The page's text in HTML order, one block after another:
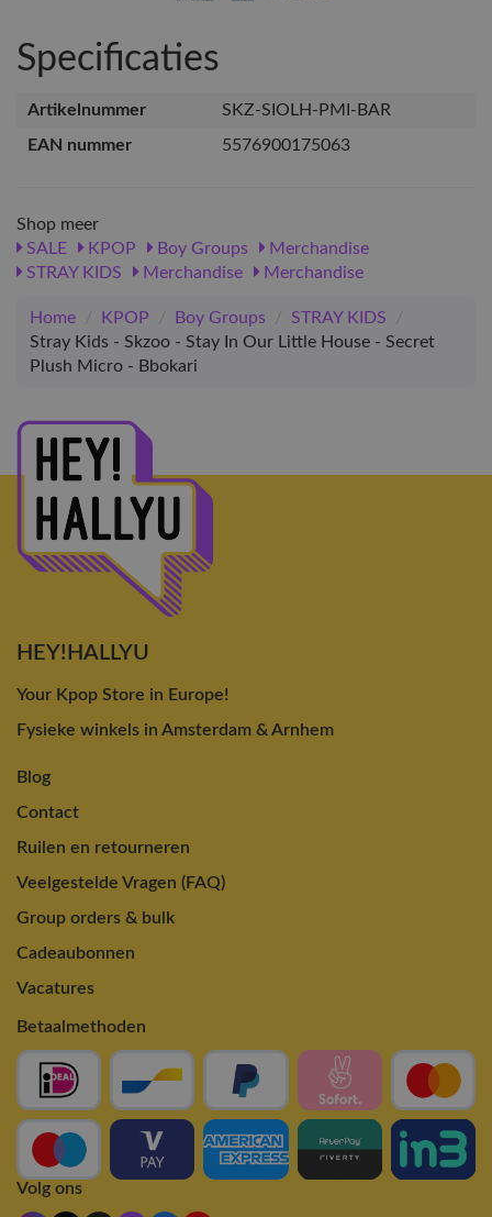
Specificaties
Artikelnummer
SKZ-SIOLH-PMI-BAR
EAN nummer
5576900175063
Shop meer
SALE
KPOP Boy Groups
Merchandise
STRAY KIDS
Merchandise Merchandise
Home / KPOP / Boy Groups / STRAY KIDS
/
Stray Kids - Skzoo - Stay In Our Little House - Secret
Plush Micro - Bbokari
HEY!HALLYU
Your Kpop Store in Europe!
Fysieke winkels in Amsterdam & Arnhem
Blog
Contact
Ruilen en retourneren
Veelgestelde Vragen (FAQ)
Group orders & bulk
Cadeaubonnen
Vacatures
Betaalmethoden
Volg ons